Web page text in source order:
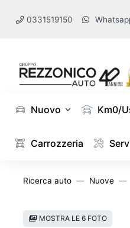
0331519150
Nuovo Km0/
Carrozzeria
Ricerca auto Nuove
MOSTRA LE 6 FOTO